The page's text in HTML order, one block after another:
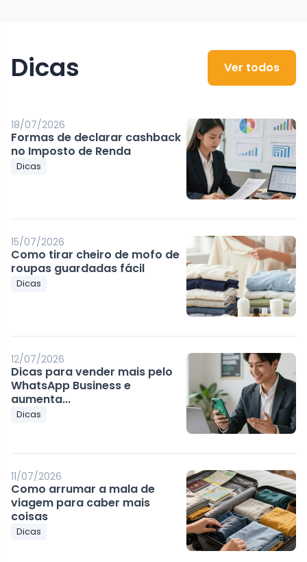
Dicas Ver todos
18/07/2026
Formas de declarar cashback
no Imposto de Renda
Dicas
15/07/2026
Como tirar cheiro de mofo de
roupas guardadas fácil
Dicas
12/07/2026
Dicas para vender mais pelo
WhatsApp Business e
aumenta...
Dicas
11/07/2026
Como arrumar a mala de
viagem para caber mais
coisas
Dicas